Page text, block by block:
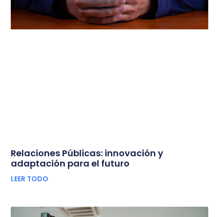
Relaciones Públicas: innovación y
adaptación para el futuro
LEER TODO